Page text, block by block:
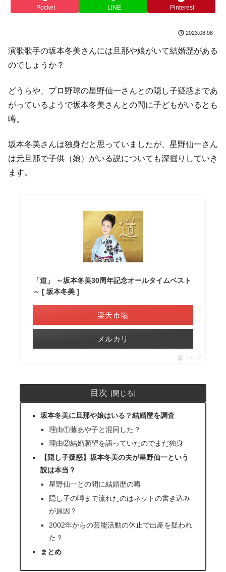
Pocket LINE Pinterest
2023.08.08
演歌歌手の坂本冬美さんには旦那や娘がいて結婚歴がある
のでしょうか？
どうらや、プロ野球の星野仙一さんとの隠し子疑惑まであ
がっているようで坂本冬美さんとの間に子どもがいるとも
噂。
坂本冬美さんは独身だと思っていましたが、星野仙一さん
は元旦那で子供（娘）がいる説についても深掘りしていき
ます。
「道」 ～坂本冬美30周年記念オールタイムベスト
～ [ 坂本冬美 ]
楽天市場
メルカリ
ポチップ
目次
坂本冬美に旦那や娘はいる？結婚歴を調査
理由①藤あや子と混同した？
理由②結婚願望を語っていたのでまだ独身
【隠し子疑惑】坂本冬美の夫が星野仙一という
説は本当？
星野仙一との間に結婚歴の噂
隠し子の噂まで流れたのはネットの書き込み
が原因？
2002年からの芸能活動の休止で出産を疑われ
た？
まとめ